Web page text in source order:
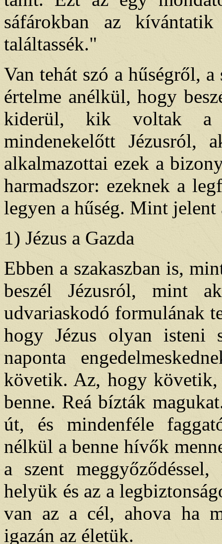
sáfárokban az
találtassék."
Van tehát szó a hűségről,
értelme anélkül, hogy
kiderül, kik voltak a
mindenekelőtt
alkalmazottai ezek a
harmadszor: ezeknek a
legyen a hűség. Mint jelent
1) Jézus a Gazda
Ebben a szakaszban is,
beszél Jézusról, mint
udvariaskodó formulának
hogy Jézus olyan isteni
naponta
követik. Az, hogy
benne. Reá bízták
út, és mindenféle
nélkül a benne hívők
a szent
helyük és az a
van az a cél, ahova ha
igazán az életük.